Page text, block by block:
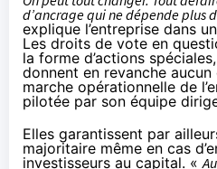
d’ancrage qui ne dépende plus
explique l’entreprise dans
Les droits de vote en
la forme d’actions
donnent en revanche
marche opérationnelle de
pilotée par son équipe
Elles garantissent par
majoritaire même en cas
investisseurs au capital. «